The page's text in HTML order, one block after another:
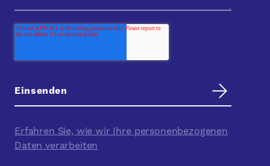
Erfahren Sie, wie wir Ihre personenbezogenen
Daten verarbeiten